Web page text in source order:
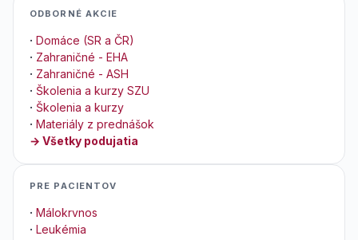
ODBORNÉ AKCIE
· Domáce (SR a ČR)
· Zahraničné - EHA
· Zahraničné - ASH
· Školenia a kurzy SZU
· Školenia a kurzy
· Materiály z prednášok
→ Všetky podujatia
PRE PACIENTOV
· Málokrvnos
· Leukémia